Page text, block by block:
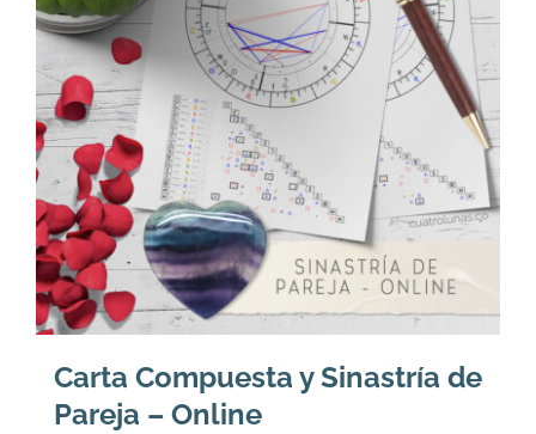
Carta Compuesta y Sinastría de
Pareja – Online